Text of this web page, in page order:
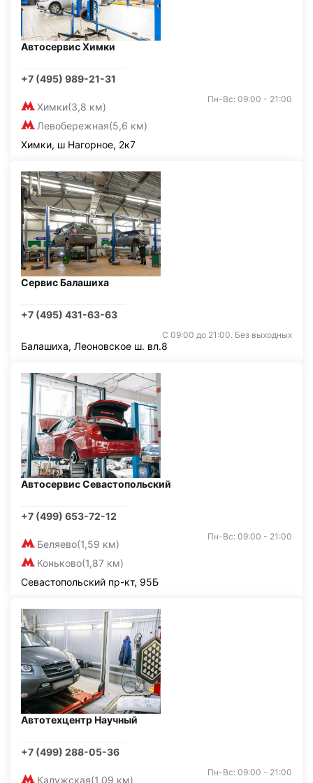
Автосервис Химки
+7 (495) 989-21-31
Химки(3,8 км)
Левобережная(5,6 км)
Пн-Вс: 09:00 - 21:00
Химки, ш Нагорное, 2к7
Сервис Балашиха
+7 (495) 431-63-63
С 09:00 до 21:00. Без выходных
Балашиха, Леоновское ш. вл.8
Автосервис Севастопольский
+7 (499) 653-72-12
Беляево(1,59 км)
Коньково(1,87 км)
Пн-Вс: 09:00 - 21:00
Севастопольский пр-кт, 95Б
Автотехцентр Научный
+7 (499) 288-05-36
Калужская(1,09 км)
Пн-Вс: 09:00 - 21:00